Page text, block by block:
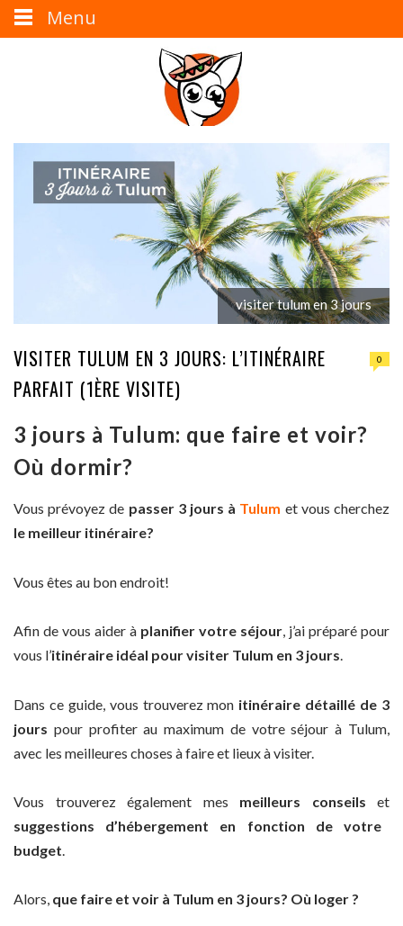
visiter tulum en 3 jours
VISITER TULUM EN 3 JOURS: L’ITINÉRAIRE
PARFAIT (1ÈRE VISITE)
0
3 jours à Tulum: que faire et voir?
Où dormir?
Vous prévoyez de passer 3 jours à Tulum et vous cherchez
le meilleur itinéraire?
Vous êtes au bon endroit!
Afin de vous aider à planifier votre séjour, j’ai préparé pour
vous l’itinéraire idéal pour visiter Tulum en 3 jours.
Dans ce guide, vous trouverez mon itinéraire détaillé de 3
jours pour profiter au maximum de votre séjour à Tulum,
avec les meilleures choses à faire et lieux à visiter.
Vous trouverez également mes meilleurs conseils et
suggestions d’hébergement en fonction de votre
budget.
Alors, que faire et voir à Tulum en 3 jours? Où loger ?
Menu